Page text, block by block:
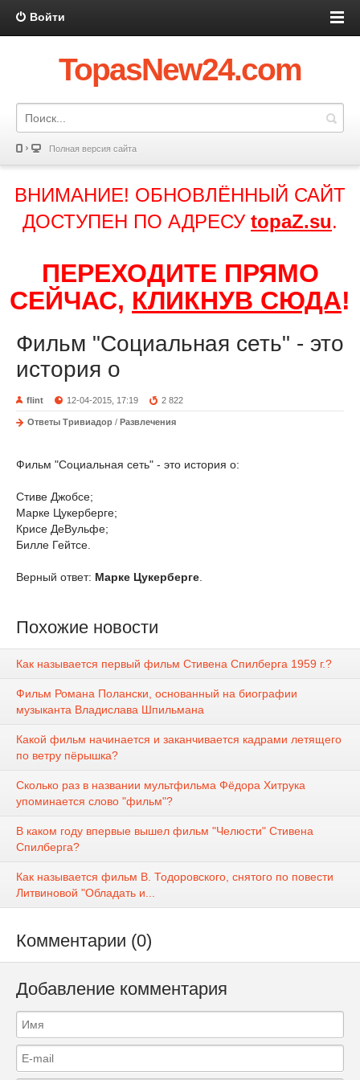
Войти
TopasNew24.com
Полная версия сайта
ВНИМАНИЕ! ОБНОВЛЁННЫЙ САЙТ
ДОСТУПЕН ПО АДРЕСУ topaZ.su.
ПЕРЕХОДИТЕ ПРЯМО
СЕЙЧАС, КЛИКНУВ СЮДА!
Фильм "Социальная сеть" - это
история о
flint 12-04-2015, 17:19 2 822
Ответы Тривиадор / Развлечения
Фильм "Социальная сеть" - это история о:
Стиве Джобсе;
Марке Цукерберге;
Крисе ДеВульфе;
Билле Гейтсе.
Верный ответ: Марке Цукерберге
Похожие новости
Как называется первый фильм Стивена Спилберга 1959 г.?
Фильм Романа Полански, основанный на биографии
музыканта Владислава Шпильмана
Какой фильм начинается и заканчивается кадрами летящего
по ветру пёрышка?
Сколько раз в названии мультфильма Фёдора Хитрука
упоминается слово "фильм"?
В каком году впервые вышел фильм "Челюсти" Стивена
Спилберга?
Как называется фильм В. Тодоровского, снятого по повести
Литвиновой "Обладать и...
Комментарии (0)
Добавление комментария